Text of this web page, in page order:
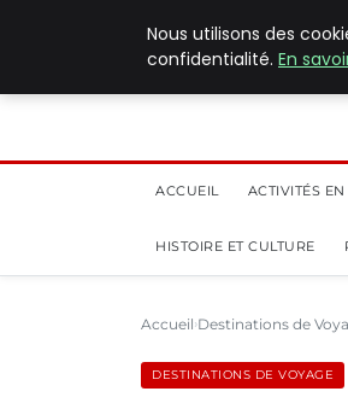
ACCUEIL ACTIVITÉS
HISTOIRE ET CULTURE
Accueil Destinations de
DESTINATIONS DE VOYAGE
Nous utilisons des
confidentialité. En